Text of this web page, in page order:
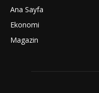
Ana Sayfa
Ekonomi
Magazin